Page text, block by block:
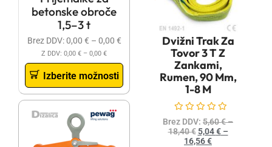
betonske obroče
1,5–3 t
Brez DDV:0,00 € – 0,00 €
Z DDV: 0,00 € – 0,00 €
Izberite možnosti
Dvižni Trak Za
Tovor 3 T Z
Zankami,
Rumen, 90 Mm,
1-8 M
Brez DDV: 5,60€–
18,40€ 5,04€–
16,56€